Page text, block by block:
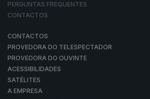
PERGUNTAS FREQUENTES
CONTACTOS
CONTACTOS
PROVEDORA DO TELESPECTADOR
PROVEDORA DO OUVINTE
ACESSIBILIDADES
SATÉLITES
A EMPRESA